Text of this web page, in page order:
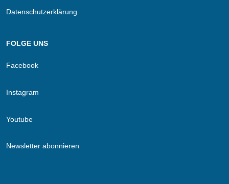
Datenschutzerklärung
FOLGE UNS
Facebook
Instagram
Youtube
Newsletter abonnieren